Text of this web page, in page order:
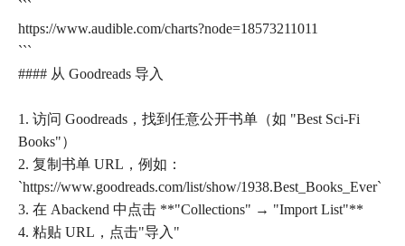
```
https://www.audible.com/charts?node=18573211011
```
#### 从 Goodreads 导入
1. 访问 Goodreads，找到任意公开书单（如 "Best Sci-Fi
Books"）
2. 复制书单 URL，例如：
`https://www.goodreads.com/list/show/1938.Best_Books_Ever`
3. 在 Abackend 中点击 **"Collections" → "Import List"**
4. 粘贴 URL，点击"导入"